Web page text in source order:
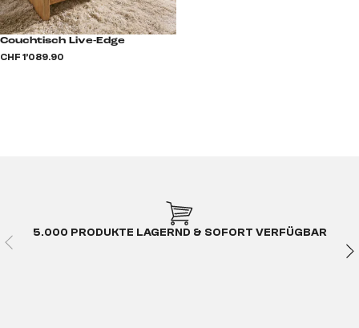
Couchtisch Live-Edge
CHF 1’089.90
5.000 PRODUKTE LAGERND & SOFORT VERFÜGBAR